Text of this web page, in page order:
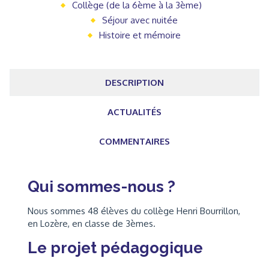
Collège (de la 6ème à la 3ème)
Séjour avec nuitée
Histoire et mémoire
DESCRIPTION
ACTUALITÉS
COMMENTAIRES
Qui sommes-nous ?
Nous sommes 48 élèves du collège Henri Bourrillon,
en Lozère, en classe de 3èmes.
Le projet pédagogique